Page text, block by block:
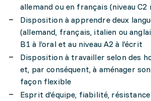
allemand ou en français (niveau C2
Disposition à apprendre deux
(allemand, français, italien ou
B1 à l’oral et au niveau A2 à l’écrit
Disposition à travailler selon des
et, par conséquent, à aménager
façon flexible
Esprit d’équipe, fiabilité,